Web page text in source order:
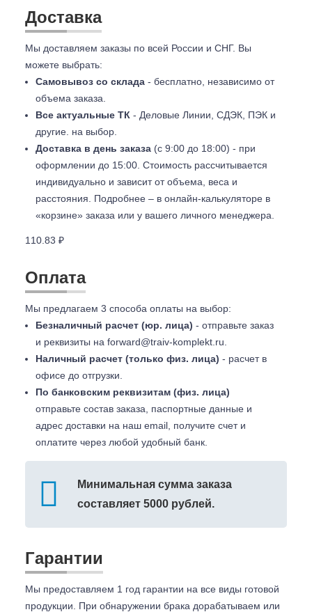
Доставка
Мы доставляем заказы по всей России и СНГ. Вы
можете выбрать:
Самовывоз со склада - бесплатно, независимо от
объема заказа.
Все актуальные ТК - Деловые Линии, СДЭК, ПЭК и
другие. на выбор.
Доставка в день заказа (с 9:00 до 18:00) - при
оформлении до 15:00. Стоимость рассчитывается
индивидуально и зависит от объема, веса и
расстояния. Подробнее – в онлайн-калькуляторе в
«корзине» заказа или у вашего личного менеджера.
110.83 ₽
Оплата
Мы предлагаем 3 способа оплаты на выбор:
Безналичный расчет (юр. лица) - отправьте заказ
и реквизиты на forward@traiv-komplekt.ru
Наличный расчет (только физ. лица) - расчет в
офисе до отгрузки.
По банковским реквизитам (физ. лица)
отправьте состав заказа, паспортные данные и
адрес доставки на наш email, получите счет и
оплатите через любой удобный банк.
Минимальная сумма заказа
составляет 5000 рублей.
Гарантии
Мы предоставляем 1 год гарантии на все виды готовой
продукции. При обнаружении брака дорабатываем или